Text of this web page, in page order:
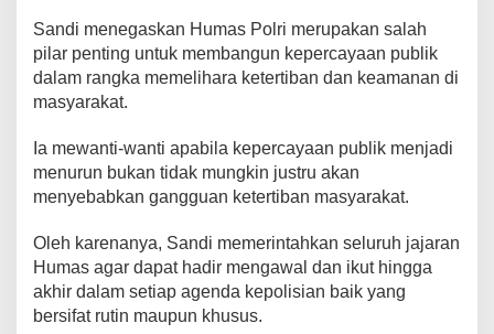
Sandi menegaskan Humas Polri merupakan salah
pilar penting untuk membangun kepercayaan publik
dalam rangka memelihara ketertiban dan keamanan di
masyarakat.
Ia mewanti-wanti apabila kepercayaan publik menjadi
menurun bukan tidak mungkin justru akan
menyebabkan gangguan ketertiban masyarakat.
Oleh karenanya, Sandi memerintahkan seluruh jajaran
Humas agar dapat hadir mengawal dan ikut hingga
akhir dalam setiap agenda kepolisian baik yang
bersifat rutin maupun khusus.